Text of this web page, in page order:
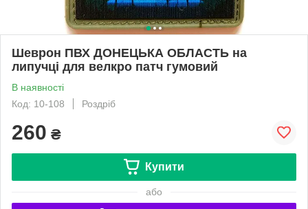
Шеврон ПВХ ДОНЕЦЬКА ОБЛАСТЬ на
липучці для велкро патч гумовий
В наявності
Код: 10-108
Роздріб
260 ₴
Купити
або